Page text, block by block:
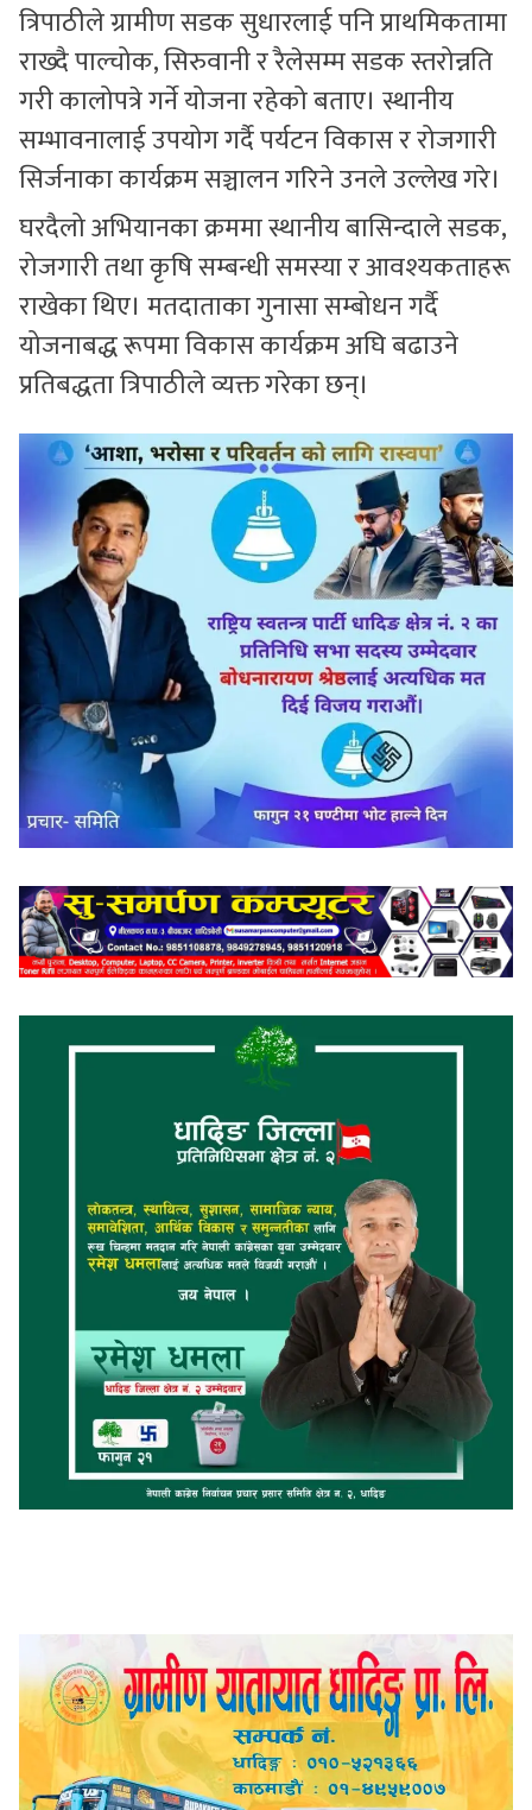
त्रिपाठीले ग्रामीण सडक सुधारलाई पनि प्राथमिकतामा
राख्दै पाल्चोक, सिरुवानी र रैलेसम्म सडक स्तरोन्नति
गरी कालोपत्रे गर्ने योजना रहेको बताए। स्थानीय
सम्भावनालाई उपयोग गर्दै पर्यटन विकास र रोजगारी
सिर्जनाका कार्यक्रम सञ्चालन गरिने उनले उल्लेख गरे।
घरदैलो अभियानका क्रममा स्थानीय बासिन्दाले सडक,
रोजगारी तथा कृषि सम्बन्धी समस्या र आवश्यकताहरू
राखेका थिए। मतदाताका गुनासा सम्बोधन गर्दै
योजनाबद्ध रूपमा विकास कार्यक्रम अघि बढाउने
प्रतिबद्धता त्रिपाठीले व्यक्त गरेका छन्।